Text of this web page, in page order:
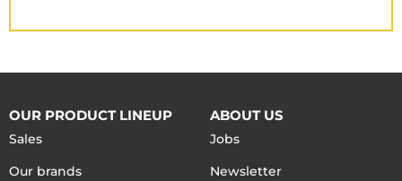
OUR PRODUCT LINEUP
Sales
Our brands
ABOUT US
Jobs
Newsletter